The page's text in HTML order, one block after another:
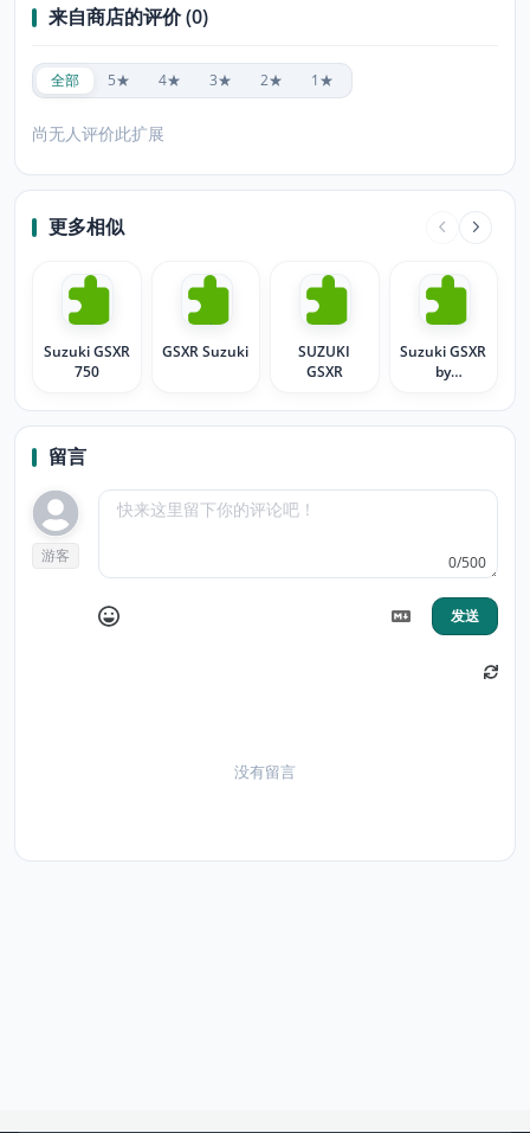
来自商店的评价 (0)
全部 5★ 4★ 3★ 2★ 1★
尚无人评价此扩展
更多相似
Suzuki GSXR
750
GSXR Suzuki
SUZUKI
GSXR
Suzuki GSXR
by
留言
游客 0/500
发送
没有留言